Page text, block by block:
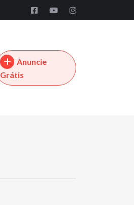
Anuncie
Grátis